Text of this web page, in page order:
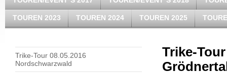
TOUREN 2023 TOUREN 2024 TOUREN 2025
Trike-Tour 08.05.2016
Nordschwarzwald
Trike-